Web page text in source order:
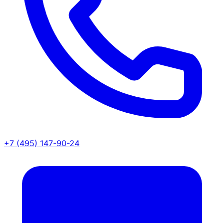
+7 (495) 147-90-24